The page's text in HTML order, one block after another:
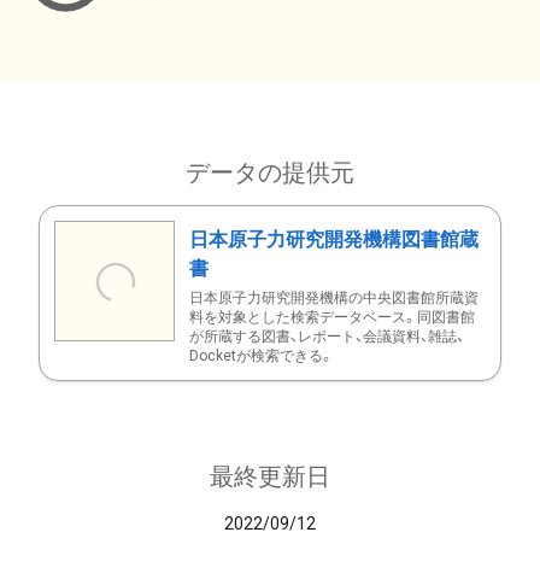
データの提供元
日本原子力研究開発機構図書館蔵
書
日本原子力研究開発機構の中央図書館所蔵資
料を対象とした検索データベース。同図書館
が所蔵する図書、レポート、会議資料、雑誌、
Docketが検索できる。
最終更新日
2022/09/12